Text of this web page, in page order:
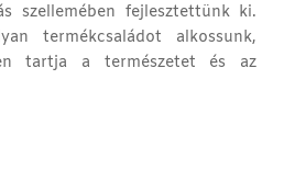
szellemében fejlesztettünk ki.
termékcsaládot alkossunk,
tartja a természetet és az